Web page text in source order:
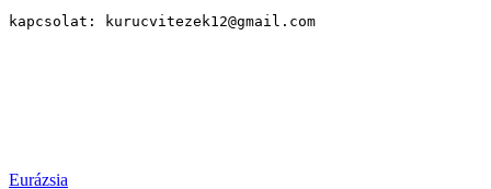
kapcsolat: kurucvitezek12@gmail.com
Eurázsia